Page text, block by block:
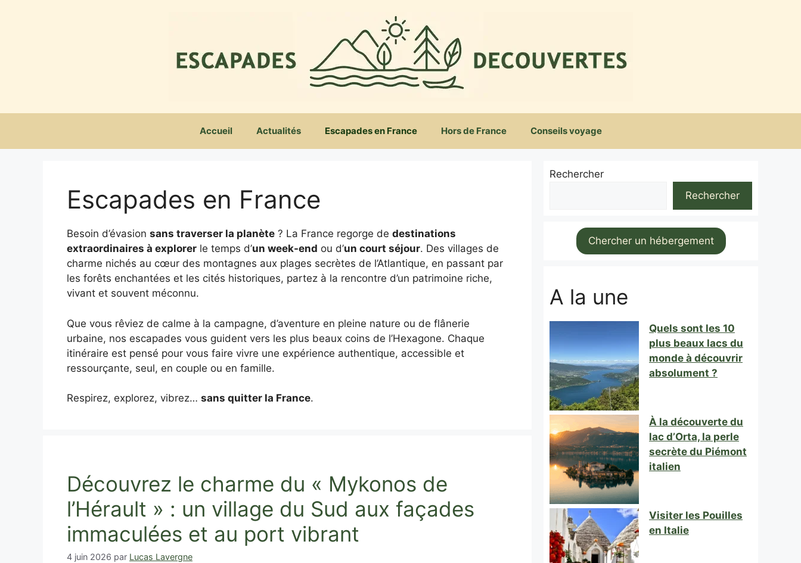
Accueil Actualités Escapades en France Hors de France Conseils voyage
Escapades en France
Besoin d’évasion sans traverser la planète ? La France regorge de destinations
extraordinaires à explorer le temps d’un week-end ou d’un court séjour. Des villages de
charme nichés au cœur des montagnes aux plages secrètes de l’Atlantique, en passant par
les forêts enchantées et les cités historiques, partez à la rencontre d’un patrimoine riche,
vivant et souvent méconnu.
Que vous rêviez de calme à la campagne, d’aventure en pleine nature ou de flânerie
urbaine, nos escapades vous guident vers les plus beaux coins de l’Hexagone. Chaque
itinéraire est pensé pour vous faire vivre une expérience authentique, accessible et
ressourçante, seul, en couple ou en famille.
Respirez, explorez, vibrez… sans quitter la France.
Découvrez le charme du « Mykonos de
l’Hérault » : un village du Sud aux façades
immaculées et au port vibrant
4 juin 2026 par Lucas Lavergne
Rechercher
Rechercher
Chercher un hébergement
A la une
Quels sont les 10
plus beaux lacs du
monde à découvrir
absolument ?
À la découverte du
lac d’Orta, la perle
secrète du Piémont
italien
Visiter les Pouilles
en Italie